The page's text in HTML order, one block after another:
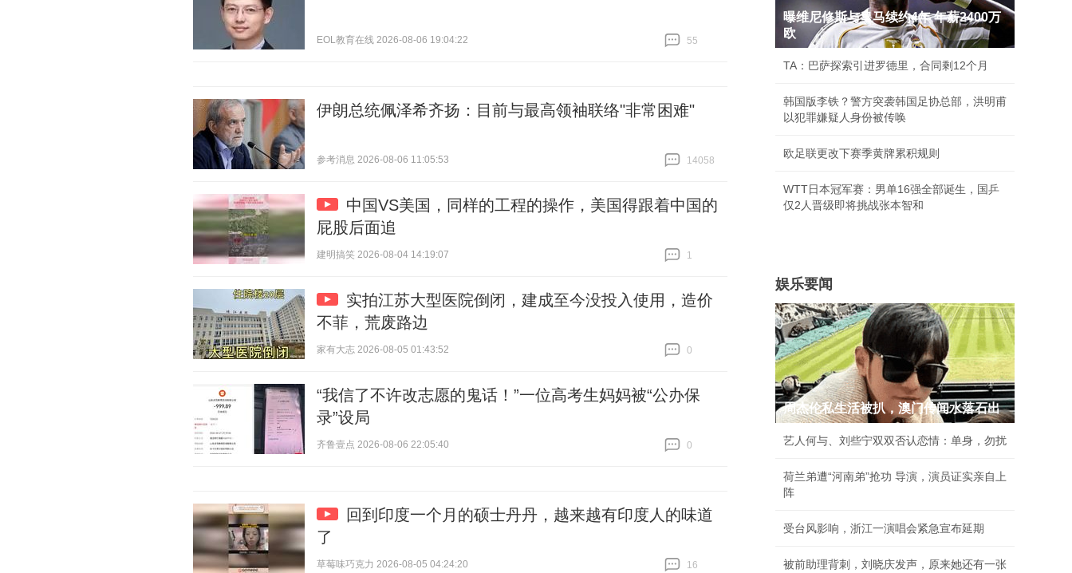
EOL教育在线 2026-08-06 19:04:22
55
伊朗总统佩泽希齐扬：目前与最高领袖联络"非常困难"
参考消息 2026-08-06 11:05:53
14058
中国VS美国，同样的工程的操作，美国得跟着中国的
屁股后面追
建明搞笑 2026-08-04 14:19:07
1
实拍江苏大型医院倒闭，建成至今没投入使用，造价
不菲，荒废路边
家有大志 2026-08-05 01:43:52
0
“我信了不许改志愿的鬼话！”一位高考生妈妈被“公办保
录”设局
齐鲁壹点 2026-08-06 22:05:40
0
回到印度一个月的硕士丹丹，越来越有印度人的味道
了
草莓味巧克力 2026-08-05 04:24:20
16
曝维尼修斯与皇马续约4年 年薪2400万
欧
TA：巴萨探索引进罗德里，合同剩12个月
韩国版李铁？警方突袭韩国足协总部，洪明甫
以犯罪嫌疑人身份被传唤
欧足联更改下赛季黄牌累积规则
WTT日本冠军赛：男单16强全部诞生，国乒
仅2人晋级即将挑战张本智和
娱乐要闻
周杰伦私生活被扒，澳门传闻水落石出
艺人何与、刘些宁双双否认恋情：单身，勿扰
荷兰弟遭“河南弟”抢功 导演，演员证实亲自上
阵
受台风影响，浙江一演唱会紧急宣布延期
被前助理背刺，刘晓庆发声，原来她还有一张